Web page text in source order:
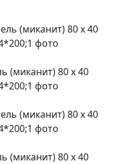
(миканит) 80 х 40
фото
(миканит) 80 х 40